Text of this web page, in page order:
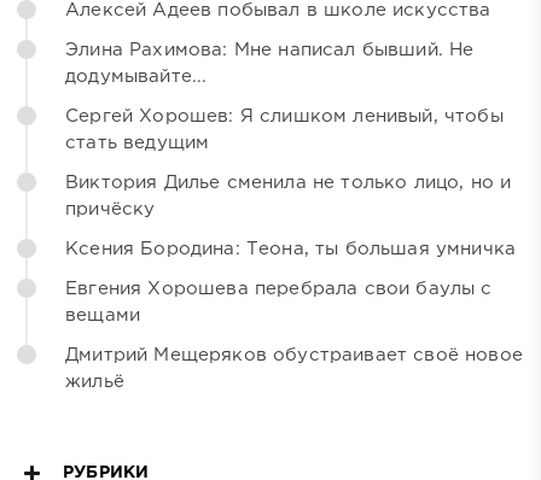
Алексей Адеев побывал в школе искусства
Элина Рахимова: Мне написал бывший. Не
додумывайте...
Сергей Хорошев: Я слишком ленивый, чтобы
стать ведущим
Виктория Дилье сменила не только лицо, но и
причёску
Ксения Бородина: Теона, ты большая умничка
Евгения Хорошева перебрала свои баулы с
вещами
Дмитрий Мещеряков обустраивает своё новое
жильё
РУБРИКИ